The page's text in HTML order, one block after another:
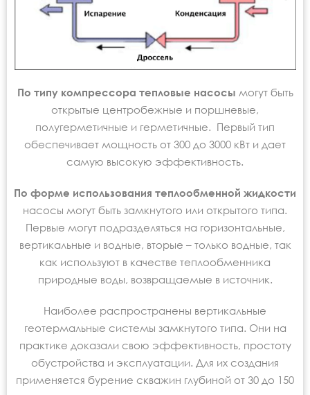
По типу компрессора тепловые насосы могут быть
открытые центробежные и поршневые,
полугерметичные и герметичные. Первый тип
обеспечивает мощность от 300 до 3000 кВт и дает
самую высокую эффективность.
По форме использования теплообменной жидкости
насосы могут быть замкнутого или открытого типа.
Первые могут подразделяться на горизонтальные,
вертикальные и водные, вторые – только водные, так
как используют в качестве теплообменника
природные воды, возвращаемые в источник.
Наиболее распространены вертикальные
геотермальные системы замкнутого типа. Они на
практике доказали свою эффективность, простоту
обустройства и эксплуатации. Для их создания
применяется бурение скважин глубиной от 30 до 150